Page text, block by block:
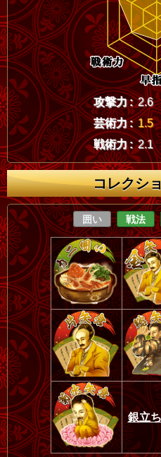
攻撃力 : 2.6
芸術力 : 1.5
戦術力 : 2.1
コレクシ
囲い 戦法
銀立